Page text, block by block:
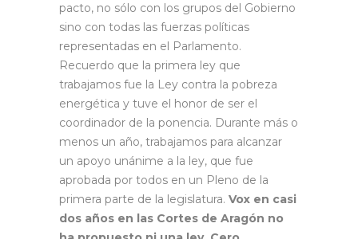
pacto, no sólo con los grupos del Gobierno
sino con todas las fuerzas políticas
representadas en el Parlamento.
Recuerdo que la primera ley que
trabajamos fue la Ley contra la pobreza
energética y tuve el honor de ser el
coordinador de la ponencia. Durante más o
menos un año, trabajamos para alcanzar
un apoyo unánime a la ley, que fue
aprobada por todos en un Pleno de la
primera parte de la legislatura. Vox en casi
dos años en las Cortes de Aragón no